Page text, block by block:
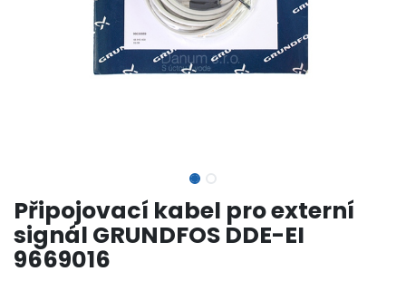
Připojovací kabel pro externí
signál GRUNDFOS DDE-EI
9669016